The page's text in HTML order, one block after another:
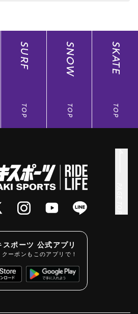
SURF
TOP
SNOW
TOP
SKATE
TOP
スポーツ 公式アプリ
ーポンもこのアプリで！